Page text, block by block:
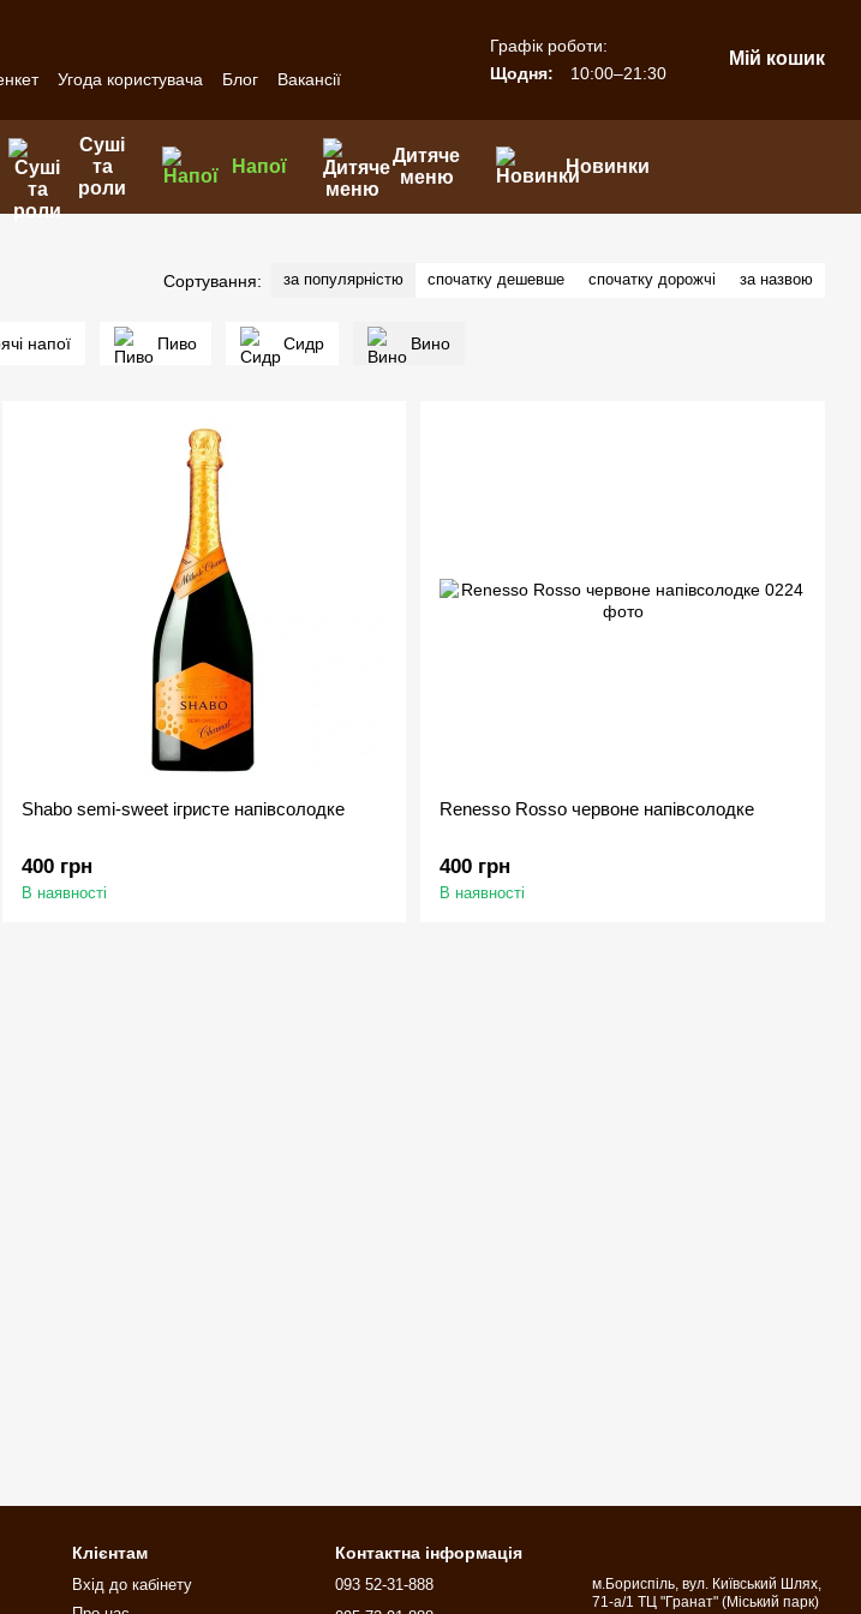
Угода користувача Блог Вакансії
Графік роботи:
Щодня:
10:00–21:30
Мій кошик
Суші
та
роли
Напої
Дитяче
меню
Новинки
Сортування: за популярністю спочатку дешевше спочатку дорожчі за назвою
напої Пиво Сидр Вино
Shabo semi-sweet ігристе напівсолодке
400 грн
В наявності
Renesso Rosso червоне напівсолодке
400 грн
В наявності
Клієнтам
Вхід до кабінету
Контактна інформація
093 52-31-888
м.Бориспіль, вул. Київський Шлях,
71-а/1 ТЦ "Гранат" (Міський парк)